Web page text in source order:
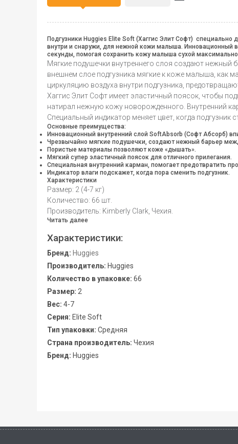
Подгузники Huggies Elite Soft (Хаггис Элит Софт)
внутри и снаружи, для нежной кожи малыша. Инновационный
секунды, помогая сохранить кожу малыша сухой максимально
Мягкие подушечки внутреннего слоя создают
внешнем слое подгузника мягкие к коже малыша,
циркуляцию воздуха внутри подгузника,
Хаггис Элит Софт имеет эластичный поясок, чтобы
натирал нежную кожу новорожденного. Внутренний
Специальный индикатор меняет цвет, когда
Основные преимущества:
Инновационный внутренний слой SoftAbsorb (Софт Абсорб)
Чрезвычайно мягкие подушечки, создают нежный барьер
Пористые материалы позволяют коже «дышать».
Мягкий супер эластичный поясок для отличного прилегания.
Специальная внутренний карман, помогает предотвратить
Индикатор влаги подскажет, когда пора сменить подгузник.
Характеристики
Размер: 2 (4-7 кг)
Количество: 66 шт.
Производитель: Kimberly Clark, Чехия.
Читать далее
Характеристики:
Бренд: Huggies
Производитель: Huggies
Количество в упаковке: 66
Размер: 2
Вес: 4-7
Серия: Elite Soft
Тип упаковки: Средняя
Страна производитель: Чехия
Бренд: Huggies